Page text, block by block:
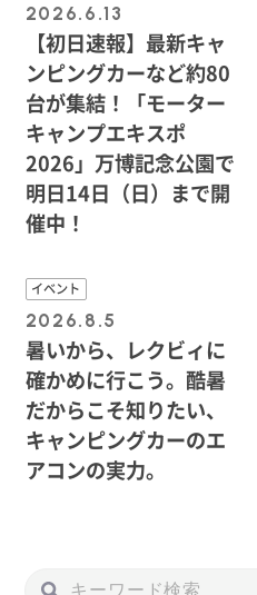
2026.6.13
【初日速報】最新キャ
ンピングカーなど約80
台が集結！「モーター
キャンプエキスポ
2026」万博記念公園で
明日14日（日）まで開
催中！
イベント
2026.8.5
暑いから、レクビィに
確かめに行こう。酷暑
だからこそ知りたい、
キャンピングカーのエ
アコンの実力。